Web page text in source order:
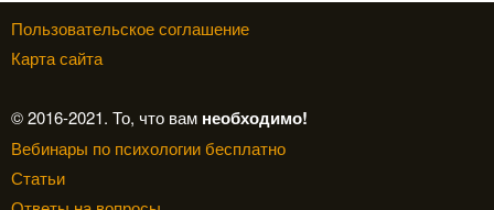
Пользовательское соглашение
Карта сайта
© 2016-2021. То, что вам необходимо!
Вебинары по психологии бесплатно
Статьи